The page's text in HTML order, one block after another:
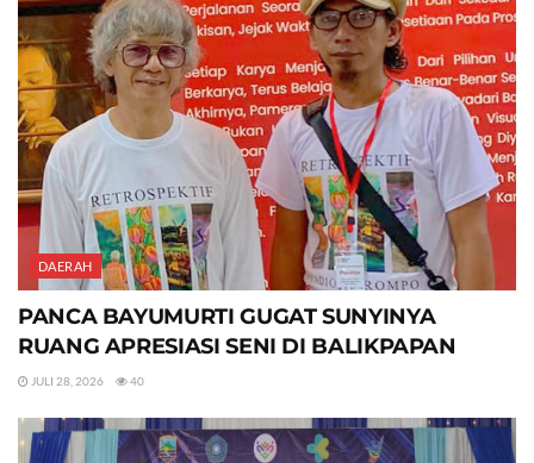
DAERAH
PANCA BAYUMURTI GUGAT SUNYINYA
RUANG APRESIASI SENI DI BALIKPAPAN
JULI 28, 2026 40